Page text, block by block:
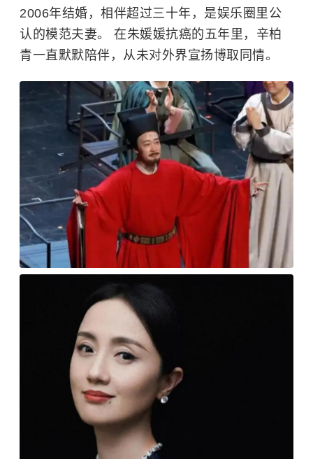
2006年结婚，相伴超过三十年，是娱乐圈里公
认的模范夫妻。 在朱媛媛抗癌的五年里，辛柏
青一直默默陪伴，从未对外界宣扬博取同情。